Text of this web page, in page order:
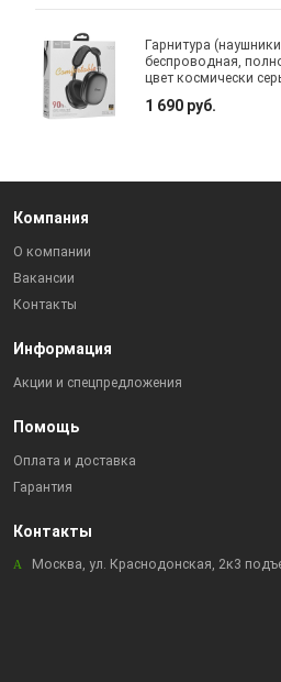
Гарнитура
беспроводная,
цвет космически
1 690 руб.
Компания
О компании
Вакансии
Контакты
Информация
Акции и спецпредложения
Помощь
Оплата и доставка
Гарантия
Контакты
Москва, ул. Краснодонская, 2к3